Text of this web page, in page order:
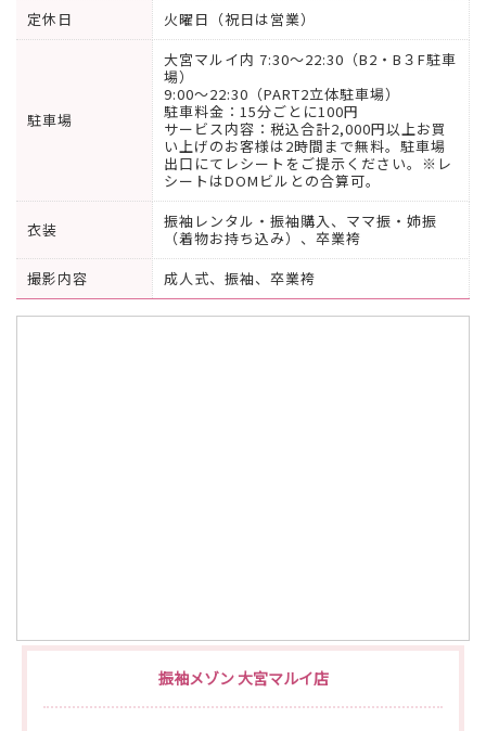
定休日
火曜日（祝日は営業）
駐車場
大宮マルイ内 7:30～22:30（B2・B３F駐車
場）
9:00～22:30（PART2立体駐車場）
駐車料金：15分ごとに100円
サービス内容：税込合計2,000円以上お買
い上げのお客様は2時間まで無料。駐車場
出口にてレシートをご提示ください。※レ
シートはDOMビルとの合算可。
衣装
振袖レンタル・振袖購入、ママ振・姉振
（着物お持ち込み）、卒業袴
撮影内容
成人式、振袖、卒業袴
振袖メゾン 大宮マルイ店